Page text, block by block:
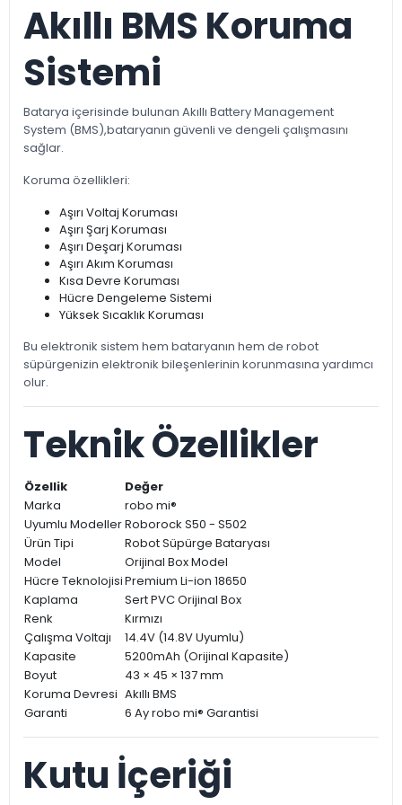
Akıllı BMS Koruma
Sistemi
Batarya içerisinde bulunan Akıllı Battery Management
System (BMS),bataryanın güvenli ve dengeli çalışmasını
sağlar.
Koruma özellikleri:
Aşırı Voltaj Koruması
Aşırı Şarj Koruması
Aşırı Deşarj Koruması
Aşırı Akım Koruması
Kısa Devre Koruması
Hücre Dengeleme Sistemi
Yüksek Sıcaklık Koruması
Bu elektronik sistem hem bataryanın hem de robot
süpürgenizin elektronik bileşenlerinin korunmasına yardımcı
olur.
Teknik Özellikler
Özellik
Değer
Marka
robo mi®
Uyumlu ModellerRoborock S50 - S502
Ürün Tipi
Robot Süpürge Bataryası
Model
Orijinal Box Model
Hücre TeknolojisiPremium Li-ion 18650
Kaplama
Sert PVC Orijinal Box
Renk
Kırmızı
Çalışma Voltajı
14.4V (14.8V Uyumlu)
Kapasite
5200mAh (Orijinal Kapasite)
Boyut
43 × 45 × 137 mm
Koruma Devresi Akıllı BMS
Garanti
6 Ay robo mi® Garantisi
Kutu İçeriği